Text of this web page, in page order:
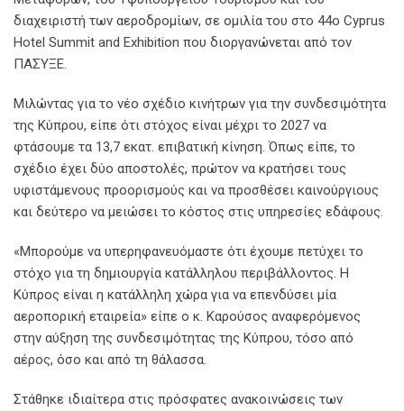
διαχειριστή των αεροδρομίων, σε ομιλία του στο 44ο Cyprus
Hotel Summit and Exhibition που διοργανώνεται από τον
ΠΑΣΥΞΕ.
Μιλώντας για το νέο σχέδιο κινήτρων για την συνδεσιμότητα
της Κύπρου, είπε ότι στόχος είναι μέχρι το 2027 να
φτάσουμε τα 13,7 εκατ. επιβατική κίνηση. Όπως είπε, το
σχέδιο έχει δύο αποστολές, πρώτον να κρατήσει τους
υφιστάμενους προορισμούς και να προσθέσει καινούργιους
και δεύτερο να μειώσει το κόστος στις υπηρεσίες εδάφους.
«Μπορούμε να υπερηφανευόμαστε ότι έχουμε πετύχει το
στόχο για τη δημιουργία κατάλληλου περιβάλλοντος. Η
Κύπρος είναι η κατάλληλη χώρα για να επενδύσει μία
αεροπορική εταιρεία» είπε ο κ. Καρούσος αναφερόμενος
στην αύξηση της συνδεσιμότητας της Κύπρου, τόσο από
αέρος, όσο και από τη θάλασσα.
Στάθηκε ιδιαίτερα στις πρόσφατες ανακοινώσεις των